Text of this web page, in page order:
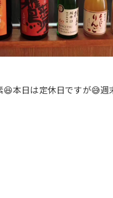
本日は定休日ですが😅